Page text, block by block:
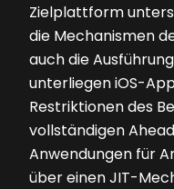
Zielplattform
die Mechanismen
auch die
unterliegen iOS-
Restriktionen des
vollständigen
Anwendungen für
über einen JIT-